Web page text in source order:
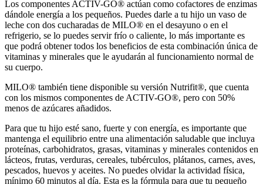
Los componentes ACTIV-GO® actúan como cofactores de enzimas
dándole energía a los pequeños. Puedes darle a tu hijo un vaso de
leche con dos cucharadas de MILO® en el desayuno o en el
refrigerio, se lo puedes servir frío o caliente, lo más importante es
que podrá obtener todos los beneficios de esta combinación única de
vitaminas y minerales que le ayudarán al funcionamiento normal de
su cuerpo.
MILO® también tiene disponible su versión Nutrifit®, que cuenta
con los mismos componentes de ACTIV-GO®, pero con 50%
menos de azúcares añadidos.
Para que tu hijo esté sano, fuerte y con energía, es importante que
mantenga el equilibrio entre una alimentación saludable que incluya
proteínas, carbohidratos, grasas, vitaminas y minerales contenidos en
lácteos, frutas, verduras, cereales, tubérculos, plátanos, carnes, aves,
pescados, huevos y aceites. No puedes olvidar la actividad física,
mínimo 60 minutos al día. Esta es la fórmula para que tu pequeño